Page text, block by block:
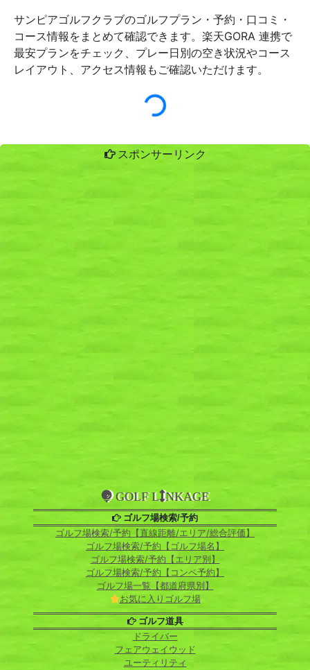
サンピアゴルフクラブのゴルフプラン・予約・口コミ・
コース情報をまとめて確認できます。楽天GORA 連携で
最安プランをチェック、プレー日別の空き状況やコース
レイアウト、アクセス情報もご確認いただけます。
スポンサーリンク
GOLF L NKAGE
ゴルフ場検索/予約
ゴルフ場検索/予約【直線距離/エリア/総合評価】
ゴルフ場検索/予約【ゴルフ場名】
ゴルフ場検索/予約【エリア別】
ゴルフ場検索/予約【コンペ予約】
ゴルフ場一覧【都道府県別】
お気に入りゴルフ場
ゴルフ道具
ドライバー
フェアウェイウッド
ユーティリティ